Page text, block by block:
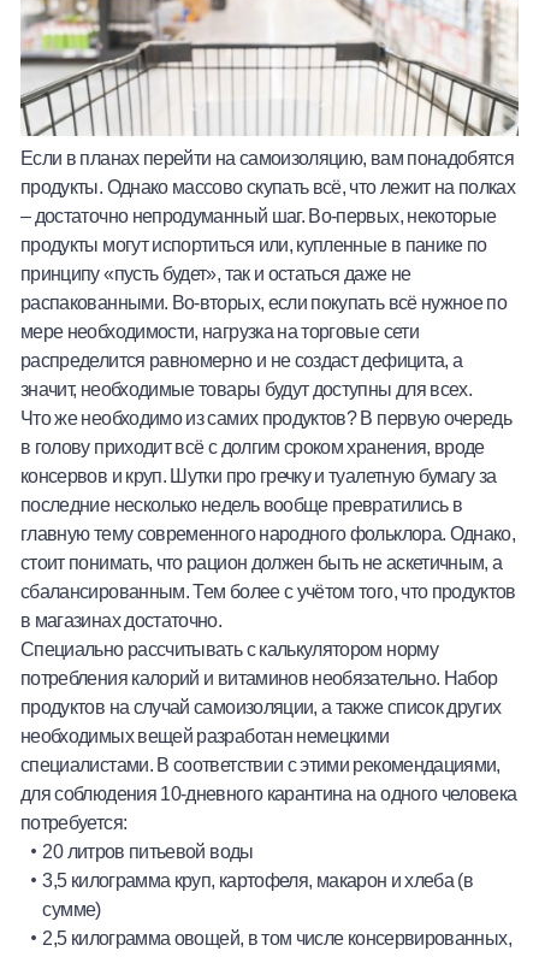
Если в планах перейти на самоизоляцию, вам понадобятся
продукты. Однако массово скупать всё, что лежит на полках
– достаточно непродуманный шаг. Во-первых, некоторые
продукты могут испортиться или, купленные в панике по
принципу «пусть будет», так и остаться даже не
распакованными. Во-вторых, если покупать всё нужное по
мере необходимости, нагрузка на торговые сети
распределится равномерно и не создаст дефицита, а
значит, необходимые товары будут доступны для всех.
Что же необходимо из самих продуктов? В первую очередь
в голову приходит всё с долгим сроком хранения, вроде
консервов и круп. Шутки про гречку и туалетную бумагу за
последние несколько недель вообще превратились в
главную тему современного народного фольклора. Однако,
стоит понимать, что рацион должен быть не аскетичным, а
сбалансированным. Тем более с учётом того, что продуктов
в магазинах достаточно.
Специально рассчитывать с калькулятором норму
потребления калорий и витаминов необязательно. Набор
продуктов на случай самоизоляции, а также список других
необходимых вещей разработан немецкими
специалистами. В соответствии с этими рекомендациями,
для соблюдения 10-дневного карантина на одного человека
потребуется:
20 литров питьевой воды
3,5 килограмма круп, картофеля, макарон и хлеба (в
сумме)
2,5 килограмма овощей, в том числе консервированных,